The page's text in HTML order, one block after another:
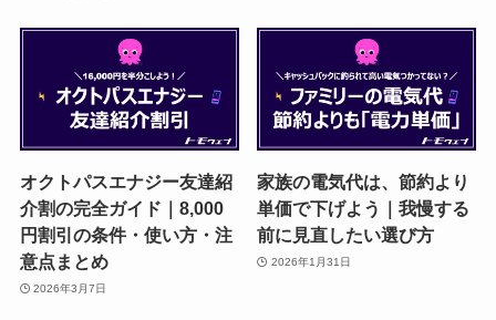
オクトパスエナジー友達紹
介割の完全ガイド｜8,000
円割引の条件・使い方・注
意点まとめ
2026年3月7日
家族の電気代は、節約より
単価で下げよう｜我慢する
前に見直したい選び方
2026年1月31日